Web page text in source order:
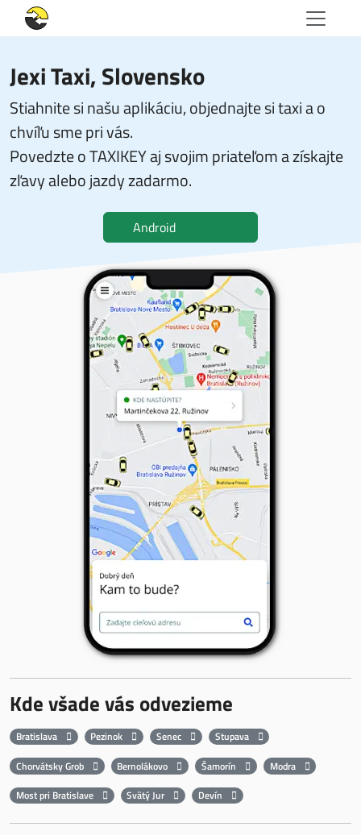
Jexi Taxi, Slovensko
Stiahnite si našu aplikáciu, objednajte si taxi a o
chvíľu sme pri vás.
Povedzte o TAXIKEY aj svojim priateľom a získajte
zľavy alebo jazdy zadarmo.
Android
Kde všade vás odvezieme
Bratislava Pezinok Senec
Stupava
Chorvátsky Grob
Bernolákovo Šamorín
Modra
Most pri Bratislave
Svätý Jur Devín